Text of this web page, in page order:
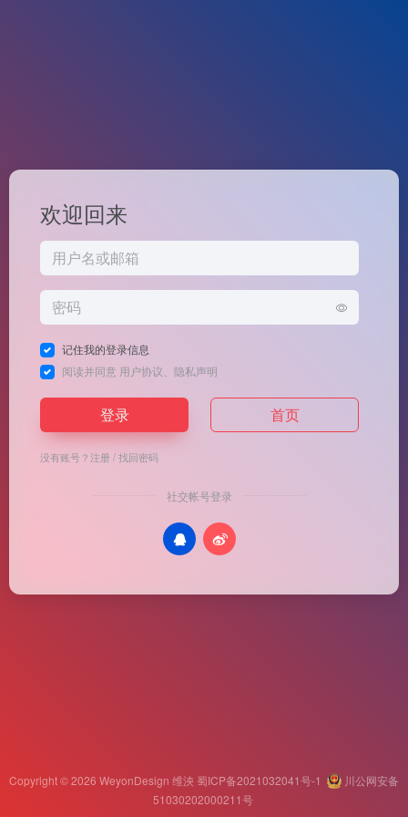
欢迎回来
记住我的登录信息
阅读并同意 用户协议 隐私声明
登录 首页
没有账号？注册/找回密码
社交帐号登录
Copyright © 2026 WeyonDesign 维泱蜀ICP备2021032041号-1
川公网安备
51030202000211号